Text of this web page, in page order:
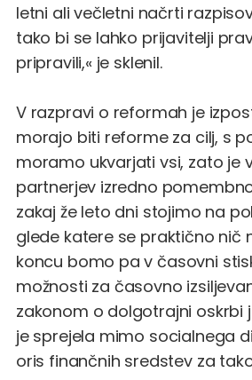
letni ali večletni načrti
tako bi se lahko prijavitelji
pripravili,« je sklenil.
V razpravi o reformah je
morajo biti reforme za cilj, s
moramo ukvarjati vsi, zato je
partnerjev izredno
zakaj že leto dni stojimo na
glede katere se praktično nič
koncu bomo pa v časovni
možnosti za časovno
zakonom o dolgotrajni oskrbi
je sprejela mimo socialnega
oris finančnih sredstev za